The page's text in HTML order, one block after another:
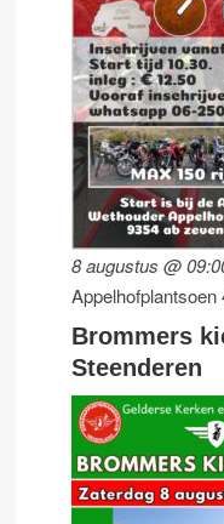
8 augustus @
Brommers
Steenderen